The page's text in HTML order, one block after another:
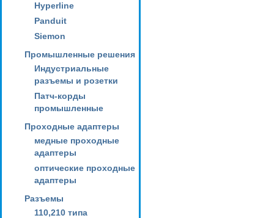
Hyperline
Panduit
Siemon
Промышленные решения
Индустриальные
разъемы и розетки
Патч-корды
промышленные
Проходные адаптеры
медные проходные
адаптеры
оптические проходные
адаптеры
Разъемы
110,210 типа